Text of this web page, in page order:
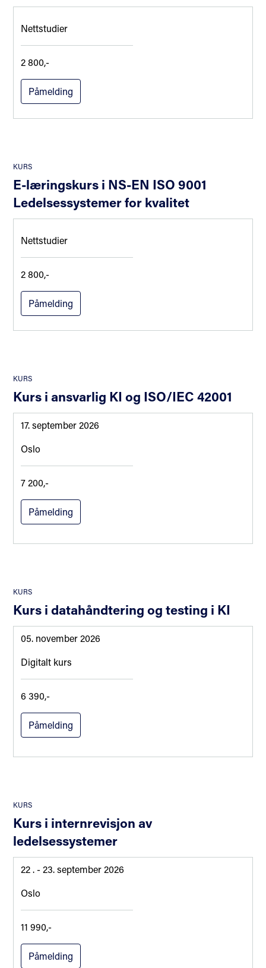
Nettstudier
2 800,-
Påmelding
KURS
E-læringskurs i NS-EN ISO 9001
Ledelsessystemer for kvalitet
Nettstudier
2 800,-
Påmelding
KURS
Kurs i ansvarlig KI og ISO/IEC 42001
17. september 2026
Oslo
7 200,-
Påmelding
KURS
Kurs i datahåndtering og testing i KI
05. november 2026
Digitalt kurs
6 390,-
Påmelding
KURS
Kurs i internrevisjon av
ledelsessystemer
22 . - 23. september 2026
Oslo
11 990,-
Påmelding